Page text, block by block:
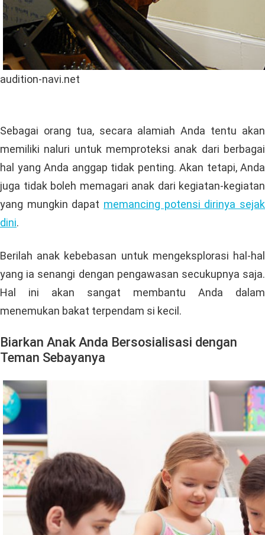
audition-navi.net
Sebagai orang tua, secara alamiah Anda tentu akan
memiliki naluri untuk memproteksi anak dari berbagai
hal yang Anda anggap tidak penting. Akan tetapi, Anda
juga tidak boleh memagari anak dari kegiatan-kegiatan
yang mungkin dapat memancing potensi dirinya sejak
dini.
Berilah anak kebebasan untuk mengeksplorasi hal-hal
yang ia senangi dengan pengawasan secukupnya saja.
Hal ini akan sangat membantu Anda dalam
menemukan bakat terpendam si kecil.
Biarkan Anak Anda Bersosialisasi dengan
Teman Sebayanya